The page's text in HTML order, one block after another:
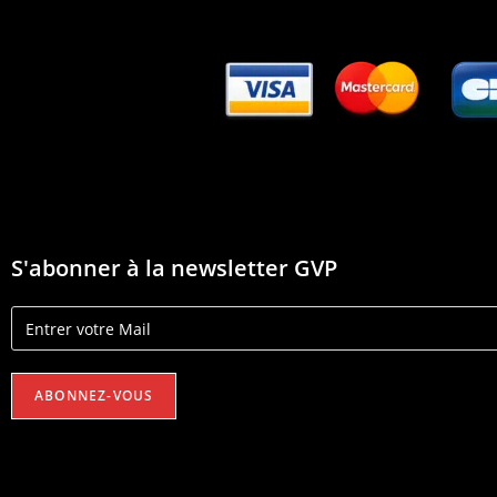
S'abonner à la newsletter GVP